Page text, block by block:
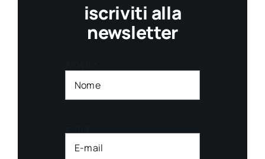
iscriviti alla
newsletter